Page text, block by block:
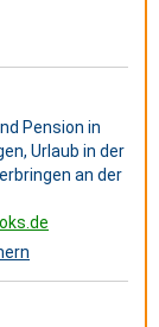
Pension in
Urlaub in der
an der